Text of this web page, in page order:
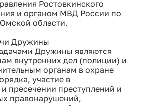
Ростовкинского
и органом МВД России по
области.
Дружины
Дружины являются
внутренних дел (полиции) и
органам в охране
участие в
пресечении преступлений и
правонарушений,